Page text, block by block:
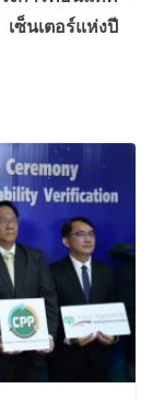
เซ็นเตอร์แห่งปี